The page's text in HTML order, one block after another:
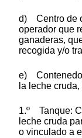
d) Centro de
operador que
ganaderas,
recogida y/o
e)
la leche
1.º Tanque:
leche cruda
o vinculado a